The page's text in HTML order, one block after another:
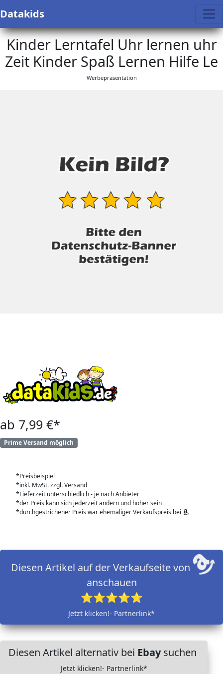
Datakids
Kinder Lerntafel Uhr lernen uhr
Zeit Kinder Spaß Lernen Hilfe Le
Werbepräsentation
ab 7,99 €*
Prime Versand möglich
*Preisbeispiel
*inkl. MwSt. zzgl. Versand
*Lieferzeit unterschiedlich - je nach Anbieter
*der Preis kann sich jederzeit ändern und höher sein
*durchgestrichener Preis war ehemaliger Verkaufspreis bei
Diesen Artikel auf der Verkaufseite von
anschauen
⭐⭐⭐⭐⭐
Jetzt klicken!- Partnerlink*
Diesen Artikel alternativ bei Ebaysuchen
Jetzt klicken!- Partnerlink*